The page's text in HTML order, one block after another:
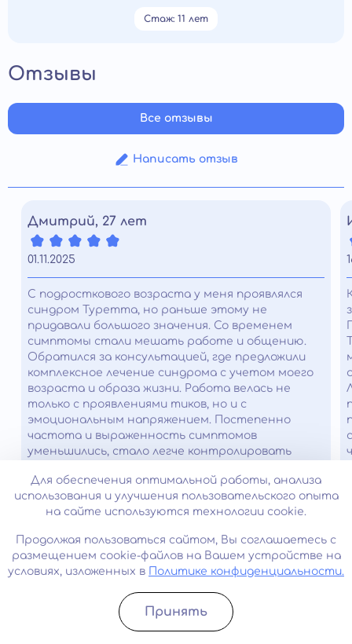
Стаж: 11 лет
Отзывы
Написать отзыв
Все отзывы
Дмитрий, 27 лет
01.11.2025
С подросткового возраста у меня проявлялся
синдром Туретта, но раньше этому не
придавали большого значения. Со временем
симптомы стали мешать работе и общению.
Обратился за консультацией, где предложили
комплексное лечение синдрома с учетом моего
возраста и образа жизни. Работа велась не
только с проявлениями тиков, но и с
эмоциональным напряжением. Постепенно
частота и выраженность симптомов
уменьшились, стало легче контролировать
Часто задаваемые вопросы
К каким осложнениям может
привести отсутствие лечения?
Отсутствие лечения синдрома Жиля де ла Туретта
Можно ли вылечить синдром
Записатьcя
Для обеспечения оптимальной работы, анализа
использования и улучшения пользовательского опыта
на сайте используются технологии cookie.
Продолжая пользоваться сайтом, Вы соглашаетесь с
размещением cookie-файлов на Вашем устройстве на
условиях, изложенных в
Политике конфиденциальности.
Принять